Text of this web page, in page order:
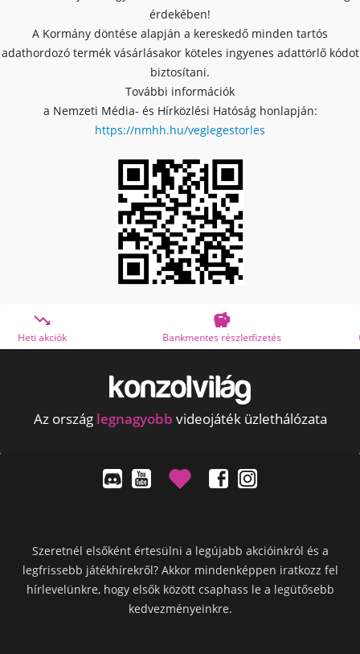
érdekében!
A Kormány döntése alapján a kereskedő minden tartós
adathordozó termék vásárlásakor köteles ingyenes adattörlő kódot
biztosítani.
További információk
a Nemzeti Média- és Hírközlési Hatóság honlapján:
https://nmhh.hu/veglegestorles
Bankmentes részletfizetés OTP Online Áruhitel
Az ország legnagyobb videojáték üzlethálózata
Szeretnél elsőként értesülni a legújabb akcióinkról és a
legfrissebb játékhírekről? Akkor mindenképpen iratkozz fel
hírlevelünkre, hogy elsők között csaphass le a legütősebb
kedvezményeinkre.